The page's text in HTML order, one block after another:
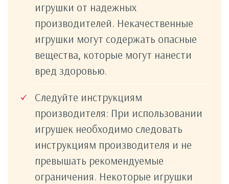
игрушки от надежных
производителей. Некачественные
игрушки могут содержать опасные
вещества, которые могут нанести
вред здоровью.
Следуйте инструкциям
производителя: При использовании
игрушек необходимо следовать
инструкциям производителя и не
превышать рекомендуемые
ограничения. Некоторые игрушки